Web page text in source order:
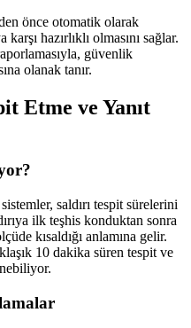
önce otomatik olarak
hazırlıklı olmasını sağlar.
güvenlik
olanak tanır.
Etme ve Yanıt
saldırı tespit sürelerini
ilk teşhis konduktan sonra
kısaldığı anlamına gelir.
10 dakika süren tespit ve